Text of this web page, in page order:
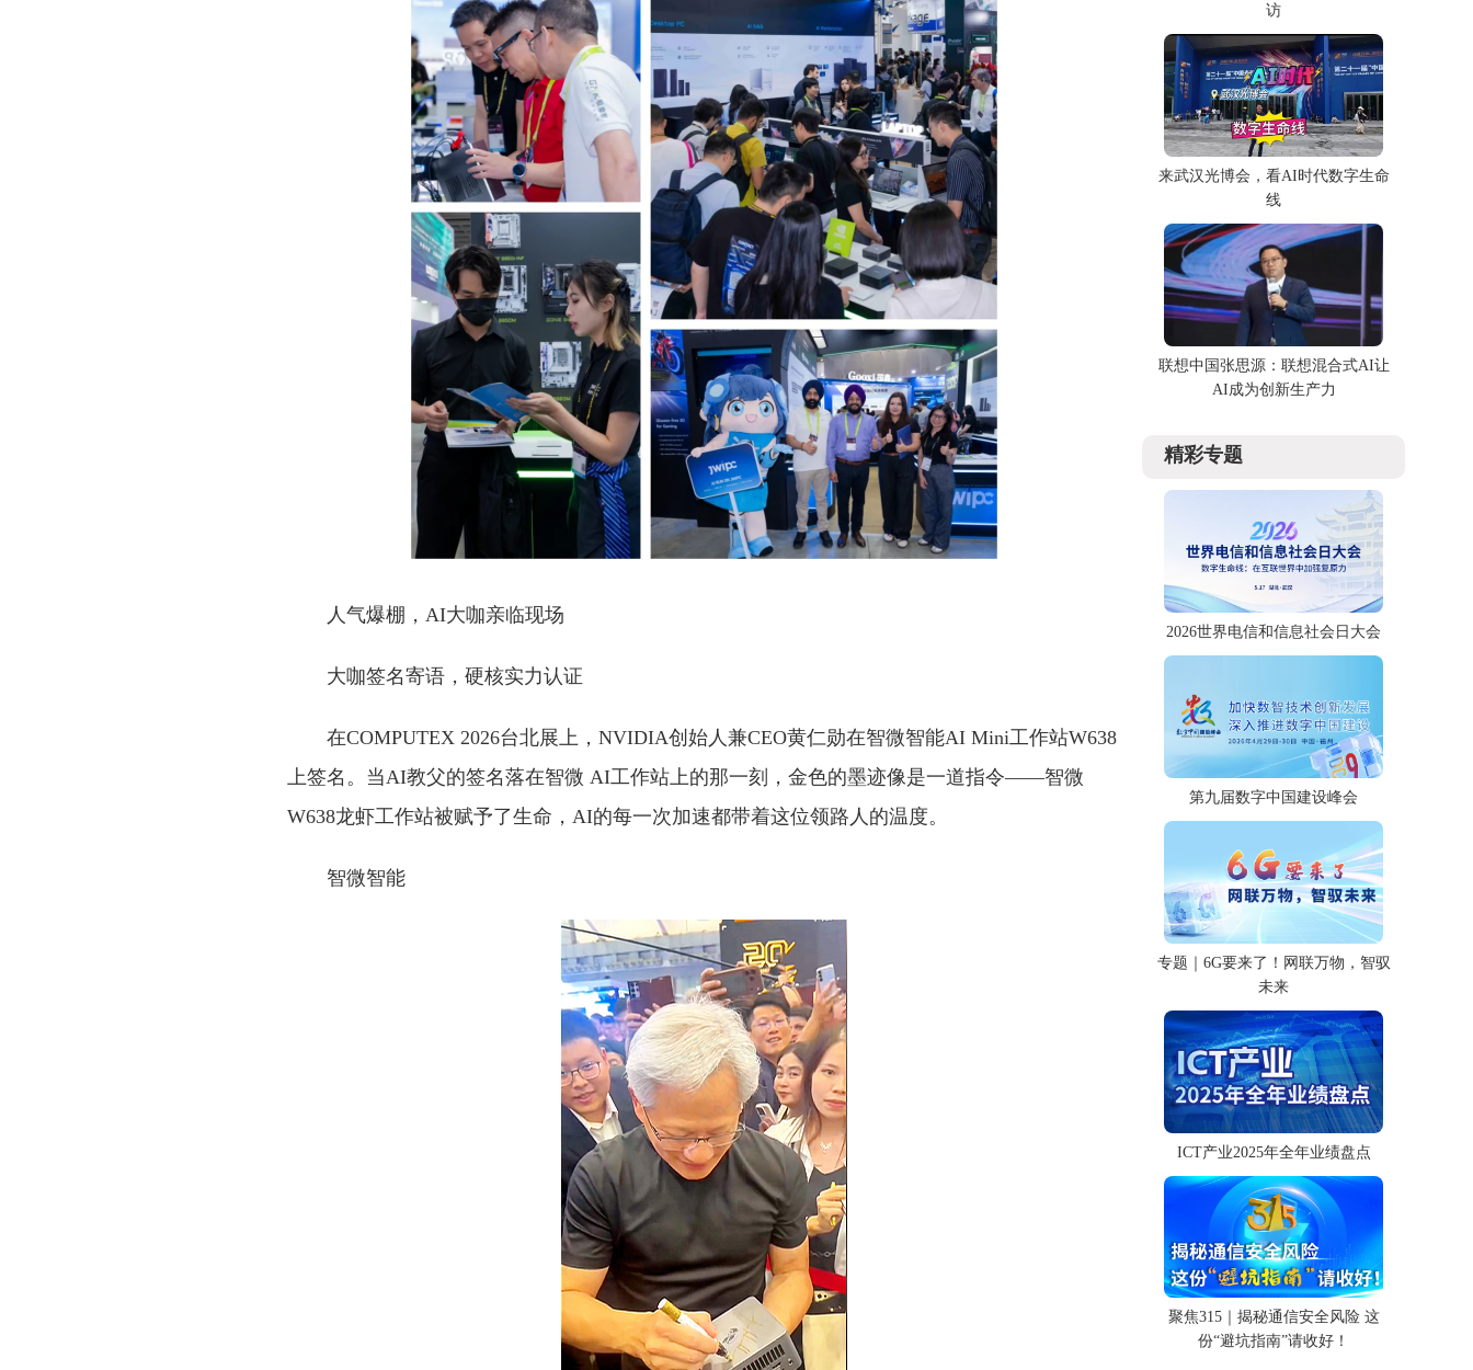
人气爆棚，AI大咖亲临现场
大咖签名寄语，硬核实力认证
在COMPUTEX 2026台北展上，NVIDIA创始人兼CEO黄仁勋在智微智能AI Mini工作站W638
上签名。当AI教父的签名落在智微 AI工作站上的那一刻，金色的墨迹像是一道指令——智微
W638龙虾工作站被赋予了生命，AI的每一次加速都带着这位领路人的温度。
智微智能
访
来武汉光博会，看AI时代数字生命
线
联想中国张思源：联想混合式AI让
AI成为创新生产力
精彩专题
2026世界电信和信息社会日大会
第九届数字中国建设峰会
专题｜6G要来了！网联万物，智驭
未来
ICT产业2025年全年业绩盘点
聚焦315｜揭秘通信安全风险 这
份“避坑指南”请收好！